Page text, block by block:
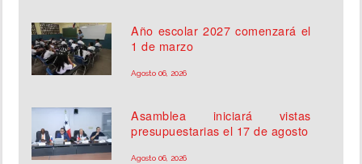
Año escolar 2027 comenzará el
1 de marzo
Agosto 06, 2026
Asamblea iniciará vistas
presupuestarias el 17 de agosto
Agosto 06, 2026